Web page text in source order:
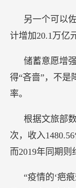
另一个可以
计增加20.1万亿
储蓄意愿增
得“吝啬”，不是
率。
根据文旅部
次，收入
而2019年同期则
“疫情的‘疤